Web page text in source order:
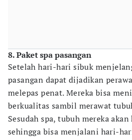
8. Paket spa pasangan
Setelah hari-hari sibuk
pasangan dapat dijadikan
melepas penat. Mereka bisa
berkualitas sambil merawat
Sesudah spa, tubuh mereka
sehingga bisa menjalani hari-